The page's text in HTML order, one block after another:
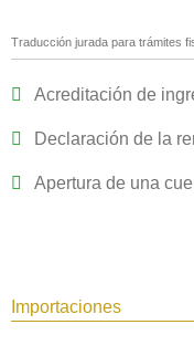
Traducción jurada para trámites
Acreditación de
Declaración de la
Apertura de una
Importaciones